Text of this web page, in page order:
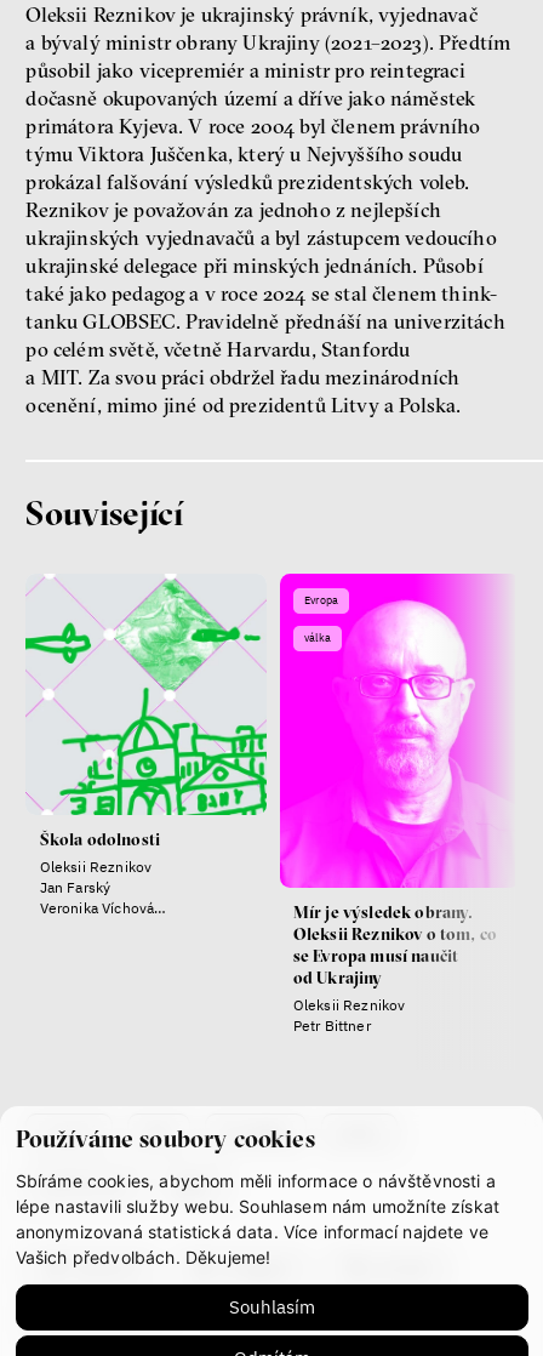
Používáme soubory cookies
Sbíráme cookies, abychom měli informace o návštěvnosti a
lépe nastavili služby webu. Souhlasem nám umožníte získat
anonymizovaná statistická data. Více informací najdete ve
Vašich předvolbách. Děkujeme!
Souhlasím
Kateřina Smejkalová
nerovnost ekonomika
Fotogalerie IF 2025
Patricia Churchland
Filozofka
Seznamky, skinnyTok a nový
konzervatismus: mapa
současných vztahů a online
seznamek
Terézia Ferjančeková, Petr
rozhovor
láska technologie
Nová pravidla – o světě
pro jedno procento
a Jakubem Rákosníkem
Ondřej Slačálek
Miroslav Palanský
Lucie Trlifajová
Oleksii Reznikov je ukrajinský právník, vyjednavač
a bývalý ministr obrany Ukrajiny (2021–2023). Předtím
působil jako vicepremiér a ministr pro reintegraci
dočasně okupovaných území a dříve jako náměstek
primátora Kyjeva. V roce 2004 byl členem právního
týmu Viktora Juščenka, který u Nejvyššího soudu
prokázal falšování výsledků prezidentských voleb.
Reznikov je považován za jednoho z nejlepších
ukrajinských vyjednavačů a byl zástupcem vedoucího
ukrajinské delegace při minských jednáních. Působí
také jako pedagog a v roce 2024 se stal členem think-
tanku GLOBSEC. Pravidelně přednáší na univerzitách
po celém světě, včetně Harvardu, Stanfordu
a MIT. Za svou práci obdržel řadu mezinárodních
ocenění, mimo jiné od prezidentů Litvy a Polska.
Související
Škola odolnosti
Oleksii Reznikov
Jan Farský
Veronika Víchová
Evropa
válka
Mír je výsledek obrany.
Oleksii Reznikov o tom, co
se Evropa musí naučit
od Ukrajiny
Oleksii Reznikov
Petr Bittner
co je if tým kontakty
partnerství gdpr
facebook instagram